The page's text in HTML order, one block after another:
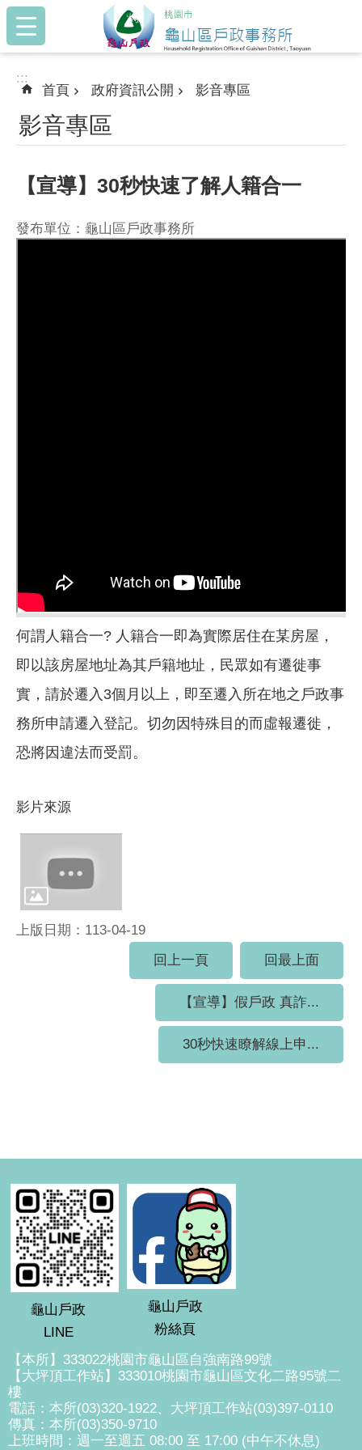
跳到主要內容區塊
:::
:::
首頁 政府資訊公開 影音專區
影音專區
【宣導】30秒快速了解人籍合一
發布單位：龜山區戶政事務所
何謂人籍合一? 人籍合一即為實際居住在某房屋，
即以該房屋地址為其戶籍地址，民眾如有遷徙事
實，請於遷入3個月以上，即至遷入所在地之戶政事
務所申請遷入登記。切勿因特殊目的而虛報遷徙，
恐將因違法而受罰。
影片來源
上版日期：113-04-19
回上一頁
回最上面
【宣導】假戶政 真詐...
30秒快速瞭解線上申...
:::
龜山戶政
LINE
龜山戶政
粉絲頁
【本所】333022桃園市龜山區自強南路99號
【大坪頂工作站】333010桃園市龜山區文化二路95號二
樓
電話：本所(03)320-1922、大坪頂工作站(03)397-0110
傳真：本所(03)350-9710
上班時間：週一至週五 08:00 至 17:00 (中午不休息)